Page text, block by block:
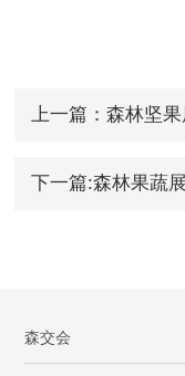
上一篇：森林坚果
下一篇:森林果蔬
森交会